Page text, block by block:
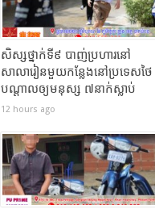
សិស្សថ្នាក់ទី៩ បាញ់ប្រហារនៅ
សាលារៀនមួយកន្លែងនៅប្រទេសថៃ
បណ្តាលឲ្យមនុស្ស ៧នាក់ស្លាប់
12 hours ago